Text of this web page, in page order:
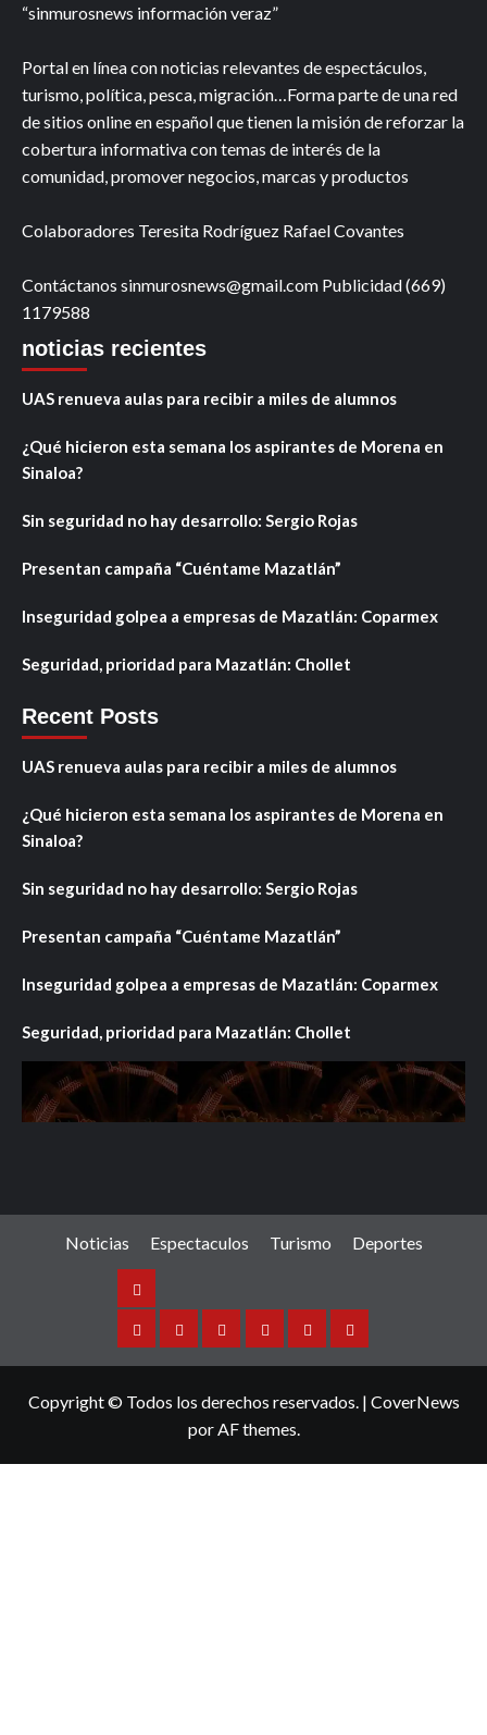
“sinmurosnews información veraz”
Portal en línea con noticias relevantes de espectáculos,
turismo, política, pesca, migración…Forma parte de una red
de sitios online en español que tienen la misión de reforzar la
cobertura informativa con temas de interés de la
comunidad, promover negocios, marcas y productos
Colaboradores Teresita Rodríguez Rafael Covantes
Contáctanos sinmurosnews@gmail.com Publicidad (669)
1179588
noticias recientes
UAS renueva aulas para recibir a miles de alumnos
¿Qué hicieron esta semana los aspirantes de Morena en
Sinaloa?
Sin seguridad no hay desarrollo: Sergio Rojas
Presentan campaña “Cuéntame Mazatlán”
Inseguridad golpea a empresas de Mazatlán: Coparmex
Seguridad, prioridad para Mazatlán: Chollet
Recent Posts
UAS renueva aulas para recibir a miles de alumnos
¿Qué hicieron esta semana los aspirantes de Morena en
Sinaloa?
Sin seguridad no hay desarrollo: Sergio Rojas
Presentan campaña “Cuéntame Mazatlán”
Inseguridad golpea a empresas de Mazatlán: Coparmex
Seguridad, prioridad para Mazatlán: Chollet
Noticias Espectaculos Turismo Deportes
Noticias
SinaloaNacionalInternacionalEspectaculos
TurismoDeportes
Copyright © Todos los derechos reservados. | CoverNews
por AF themes.